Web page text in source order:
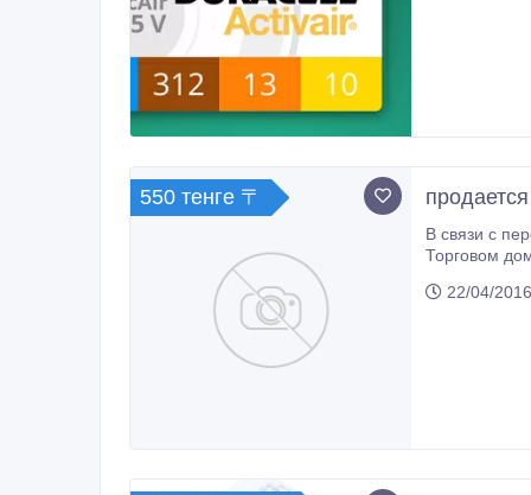
550 тенге 〒
В связи с переездом
Торговом доме в районе
22/04/